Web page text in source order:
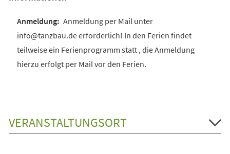
Anmeldung per Mail unter
info@tanzbau.de erforderlich! In den Ferien findet
teilweise ein Ferienprogramm statt , die Anmeldung
hierzu erfolgt per Mail vor den Ferien.
VERANSTALTUNGSORT